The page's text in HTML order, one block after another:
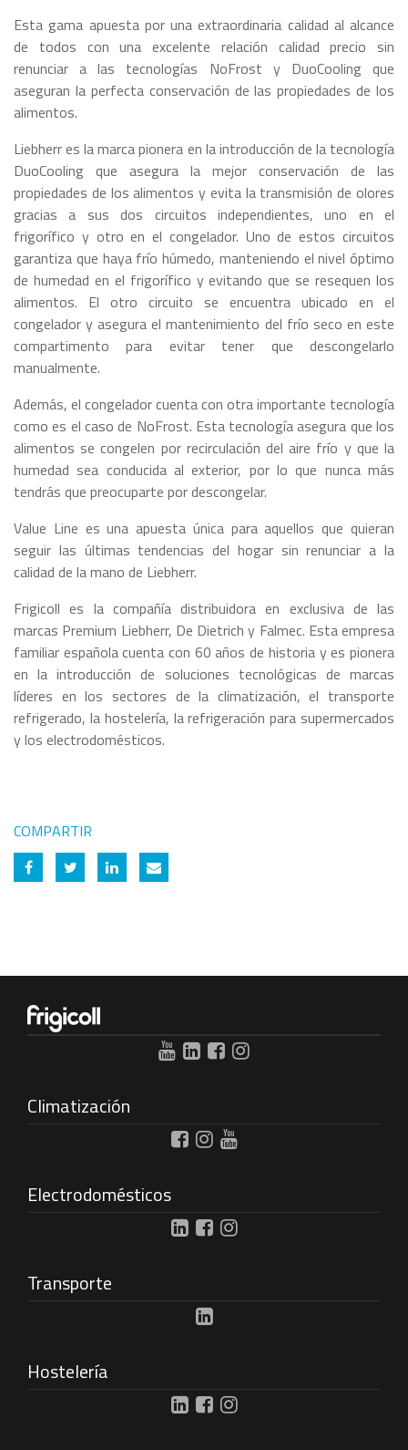
Esta gama apuesta por una extraordinaria calidad al alcance
de todos con una excelente relación calidad precio sin
renunciar a las tecnologías NoFrost y DuoCooling que
aseguran la perfecta conservación de las propiedades de los
alimentos.
Liebherr es la marca pionera en la introducción de la tecnología
DuoCooling que asegura la mejor conservación de las
propiedades de los alimentos y evita la transmisión de olores
gracias a sus dos circuitos independientes, uno en el
frigorífico y otro en el congelador. Uno de estos circuitos
garantiza que haya frío húmedo, manteniendo el nivel óptimo
de humedad en el frigorífico y evitando que se resequen los
alimentos. El otro circuito se encuentra ubicado en el
congelador y asegura el mantenimiento del frío seco en este
compartimento para evitar tener que descongelarlo
manualmente.
Además, el congelador cuenta con otra importante tecnología
como es el caso de NoFrost. Esta tecnología asegura que los
alimentos se congelen por recirculación del aire frío y que la
humedad sea conducida al exterior, por lo que nunca más
tendrás que preocuparte por descongelar.
Value Line es una apuesta única para aquellos que quieran
seguir las últimas tendencias del hogar sin renunciar a la
calidad de la mano de Liebherr.
Frigicoll es la compañía distribuidora en exclusiva de las
marcas Premium Liebherr, De Dietrich y Falmec. Esta empresa
familiar española cuenta con 60 años de historia y es pionera
en la introducción de soluciones tecnológicas de marcas
líderes en los sectores de la climatización, el transporte
refrigerado, la hostelería, la refrigeración para supermercados
y los electrodomésticos.
COMPARTIR
Share on Facebook
Share on Twitter
Share on Linkedin
Share by email
Climatización
Electrodomésticos
Transporte
Hostelería